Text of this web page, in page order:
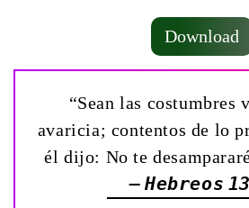
Download
“Sean las costumbres
avaricia; contentos de lo
él dijo: No te
— Hebreos